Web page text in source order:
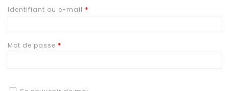
Identifiant ou e-mail *
Mot de passe *